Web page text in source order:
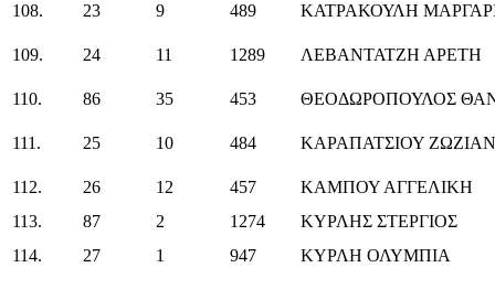
108.
23 9 489 ΚΑΤΡΑΚΟΥΛΗ
109. 24 11 1289 ΛΕΒΑΝΤΑΤΖΗ ΑΡΕΤΗ
110. 86 35 453 ΘΕΟΔΩΡΟΠΟΥΛΟΣ
111. 25 10 484 ΚΑΡΑΠΑΤΣΙΟΥ
112. 26 12 457
ΚΑΜΠΟΥ ΑΓΓΕΛΙΚΗ
113.
87 2 1274
ΚΥΡΛΗΣ ΣΤΕΡΓΙΟΣ
114.
27 1 947 ΚΥΡΛΗ ΟΛΥΜΠΙΑ